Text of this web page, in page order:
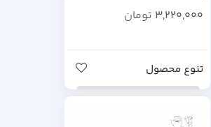
3,220,000 تومان
تنوع محصول